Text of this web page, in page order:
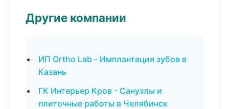
Другие компании
ИП Ortho Lab - Имплантация зубов в
Казань
ГК Интерьер Кров - Санузлы и
плиточные работы в Челябинск